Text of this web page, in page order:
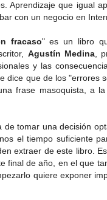
Aprendizaje que igual
con un negocio en
fracaso" es un libro
Agustín Medina ,
y las
dice que de los "errores
frase masoquista, a
tomar una decisión
el tiempo suficiente
extraer de este libro.
final de año, en el que
quiere exponer